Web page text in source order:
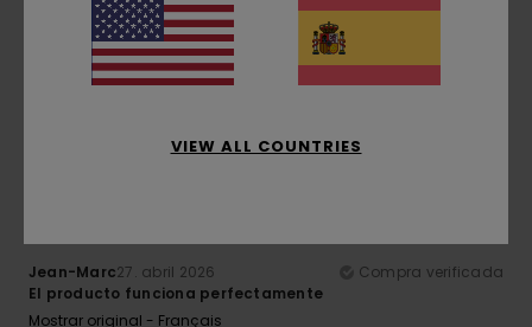
Mostrar original - Français
Comodidad: 5/5 Relación calidad-precio
Material: 4/5 Color
Recomiendo este producto
5/5
Jean-Marc27. abril 2026
Compra verificada
El producto funciona perfectamente
Mostrar original - Français
VIEW ALL COUNTRIES